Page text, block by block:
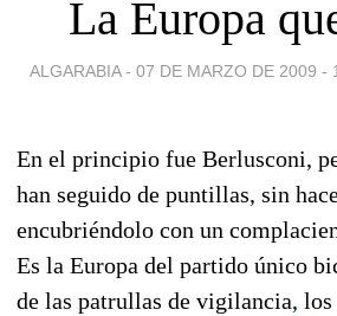
La Europa
ALGARABIA - 07 DE MARZO DE 2009 -
En el principio fue Berlusconi,
han seguido de puntillas, sin
encubriéndolo con un
Es la Europa del partido único
de las patrullas de vigilancia, los